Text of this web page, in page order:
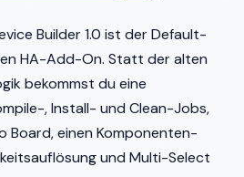
Builder 1.0 ist der Default-
HA-Add-On. Statt der alten
bekommst du eine
, Install- und Clean-Jobs,
Board, einen Komponenten-
und Multi-Select